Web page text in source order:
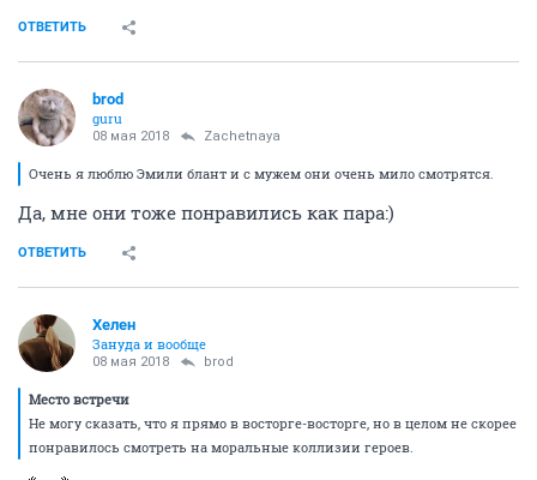
ОТВЕТИТЬ
brod
guru
08 мая 2018 Zachetnaya
Очень я люблю Эмили блант и с мужем они очень мило смотрятся.
Да, мне они тоже понравились как пара:)
ОТВЕТИТЬ
Хелен
Зануда и вообще
08 мая 2018 brod
Место встречи
Не могу сказать, что я прямо в восторге-восторге, но в целом не скорее
понравилось смотреть на моральные коллизии героев.